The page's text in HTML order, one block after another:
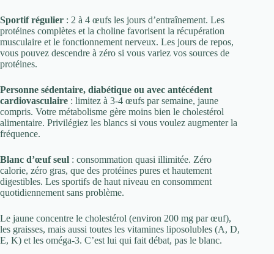
Sportif régulier : 2 à 4 œufs les jours d’entraînement. Les
protéines complètes et la choline favorisent la récupération
musculaire et le fonctionnement nerveux. Les jours de repos,
vous pouvez descendre à zéro si vous variez vos sources de
protéines.
Personne sédentaire, diabétique ou avec antécédent
cardiovasculaire : limitez à 3-4 œufs par semaine, jaune
compris. Votre métabolisme gère moins bien le cholestérol
alimentaire. Privilégiez les blancs si vous voulez augmenter la
fréquence.
Blanc d’œuf seul : consommation quasi illimitée. Zéro
calorie, zéro gras, que des protéines pures et hautement
digestibles. Les sportifs de haut niveau en consomment
quotidiennement sans problème.
Le jaune concentre le cholestérol (environ 200 mg par œuf),
les graisses, mais aussi toutes les vitamines liposolubles (A, D,
E, K) et les oméga-3. C’est lui qui fait débat, pas le blanc.